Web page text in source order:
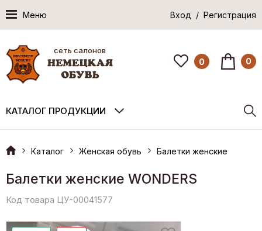
Меню Вход / Регистрация
сеть салонов
0 0
КАТАЛОГ ПРОДУКЦИИ
Каталог Женская обувь Балетки женские
Балетки женские WONDERS
Код товара ЦУ-00041577